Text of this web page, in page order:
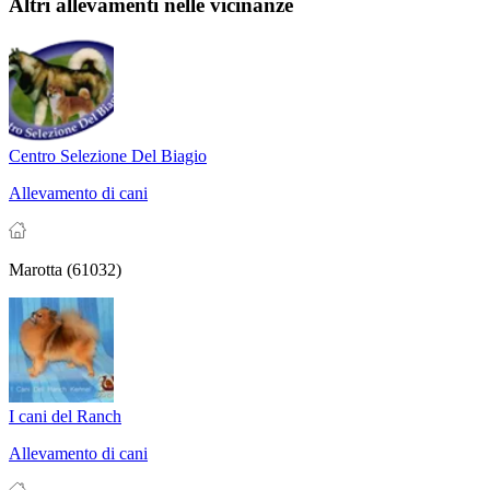
Centro Selezione Del Biagio
Allevamento di cani
Marotta (61032)
I cani del Ranch
Allevamento di cani